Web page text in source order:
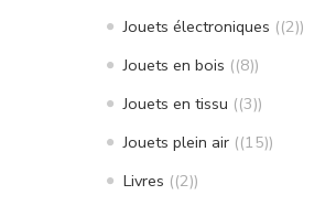
Jouets électroniques (2)
Jouets en bois (8)
Jouets en tissu (3)
Jouets plein air (15)
Livres (2)